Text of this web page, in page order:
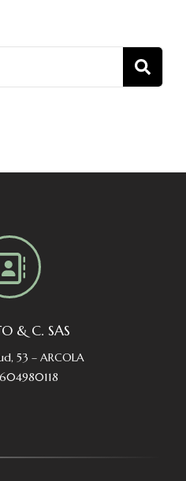
Cerca:
& C. SAS
53 – ARCOLA